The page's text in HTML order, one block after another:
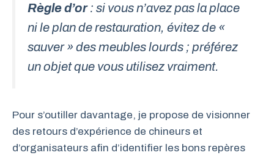
Règle d’or: si vous n’avez pas la place
ni le plan de restauration, évitez de «
sauver » des meubles lourds ; préférez
un objet que vous utilisez vraiment.
Pour s’outiller davantage, je propose de visionner
des retours d’expérience de chineurs et
d’organisateurs afin d’identifier les bons repères